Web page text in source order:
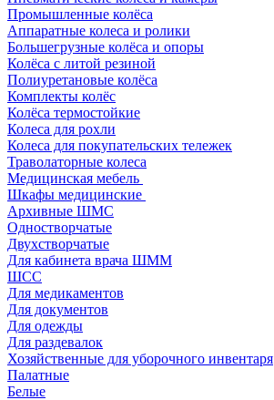
Промышленные колёса
Аппаратные колеса и ролики
Большегрузные колёса и опоры
Колёса с литой резиной
Полиуретановые колёса
Комплекты колёс
Колёса термостойкие
Колеса для рохли
Колеса для покупательских тележек
Траволаторные колеса
Медицинская мебель
Шкафы медицинские
Архивные ШМС
Одностворчатые
Двухстворчатые
Для кабинета врача ШММ
ШСС
Для медикаментов
Для документов
Для одежды
Для раздевалок
Хозяйственные для уборочного инвентаря
Палатные
Белые